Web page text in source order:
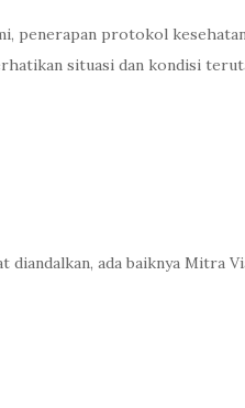
penerapan protokol
situasi dan kondisi
ada baiknya Mitra